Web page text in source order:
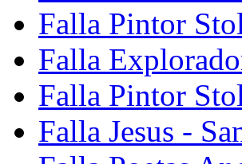
Falla Pintor
Falla
Falla Pintor
Falla Jesus -